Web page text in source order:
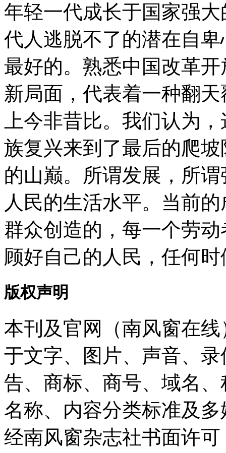
年轻一代成长于国家强
代人逃脱不了的潜在自
最好的。熟悉中国改革
新局面，代表着一种翻
上今非昔比。我们认为
族复兴来到了最后的爬
的山巅。所谓发展，所
人民的生活水平。当前
群众创造的，每一个劳
顾好自己的人民，任何
版权声明
本刊及官网（南风窗在
于文字、图片、声音、
告、商标、商号、域名
名称、内容分类标准及
经南风窗杂志社书面许